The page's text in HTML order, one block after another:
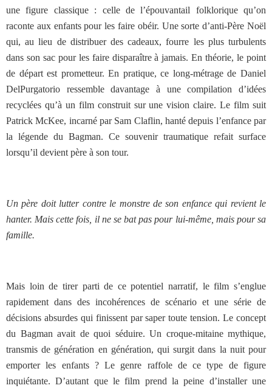
une figure classique : celle de l’épouvantail folklorique qu’on
raconte aux enfants pour les faire obéir. Une sorte d’anti-Père Noël
qui, au lieu de distribuer des cadeaux, fourre les plus turbulents
dans son sac pour les faire disparaître à jamais. En théorie, le point
de départ est prometteur. En pratique, ce long-métrage de Daniel
DelPurgatorio ressemble davantage à une compilation d’idées
recyclées qu’à un film construit sur une vision claire. Le film suit
Patrick McKee, incarné par Sam Claflin, hanté depuis l’enfance par
la légende du Bagman. Ce souvenir traumatique refait surface
lorsqu’il devient père à son tour.
Un père doit lutter contre le monstre de son enfance qui revient le
hanter. Mais cette fois, il ne se bat pas pour lui-même, mais pour sa
famille.
Mais loin de tirer parti de ce potentiel narratif, le film s’englue
rapidement dans des incohérences de scénario et une série de
décisions absurdes qui finissent par saper toute tension. Le concept
du Bagman avait de quoi séduire. Un croque-mitaine mythique,
transmis de génération en génération, qui surgit dans la nuit pour
emporter les enfants ? Le genre raffole de ce type de figure
inquiétante. D’autant que le film prend la peine d’installer une